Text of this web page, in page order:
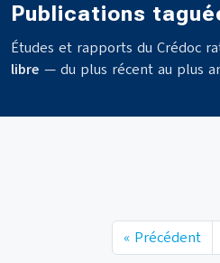
Publications
Études et rapports du Crédoc
libre — du plus récent au plus
« Précédent